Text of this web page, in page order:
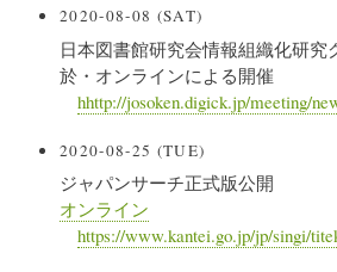
2020-08-08 (SAT)
日本図書館研究会情報組織化研究
於・オンラインによる開催
hhttp://josoken.digick.jp/meeting/
2020-08-25 (TUE)
ジャパンサーチ正式版公開
オンライン
https://www.kantei.go.jp/jp/singi/